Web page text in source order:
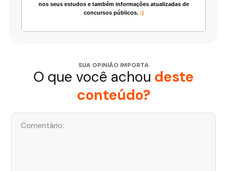
nos seus estudos e também informações atualizadas de
concursos públicos. :)
SUA OPINIÃO IMPORTA
O que você achou deste
conteúdo?